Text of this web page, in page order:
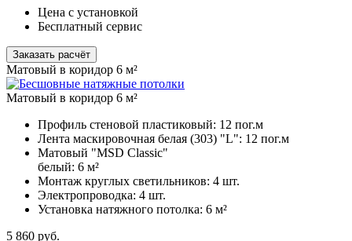
Цена с установкой
Бесплатный сервис
Заказать расчёт
Матовый в коридор 6 м²
Матовый в коридор 6 м²
Профиль стеновой пластиковый: 12 пог.м
Лента маскировочная белая (303) "L": 12 пог.м
Матовый "MSD Classic"
белый: 6 м²
Монтаж круглых светильников: 4 шт.
Электропроводка: 4 шт.
Установка натяжного потолка: 6 м²
5 860 руб.